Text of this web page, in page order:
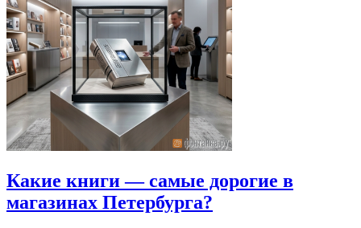
Какие книги — самые дорогие в
магазинах Петербурга?